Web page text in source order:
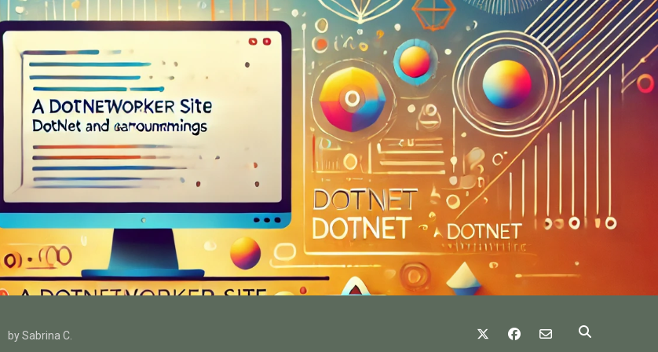
by Sabrina C.
twitter facebook
email-form